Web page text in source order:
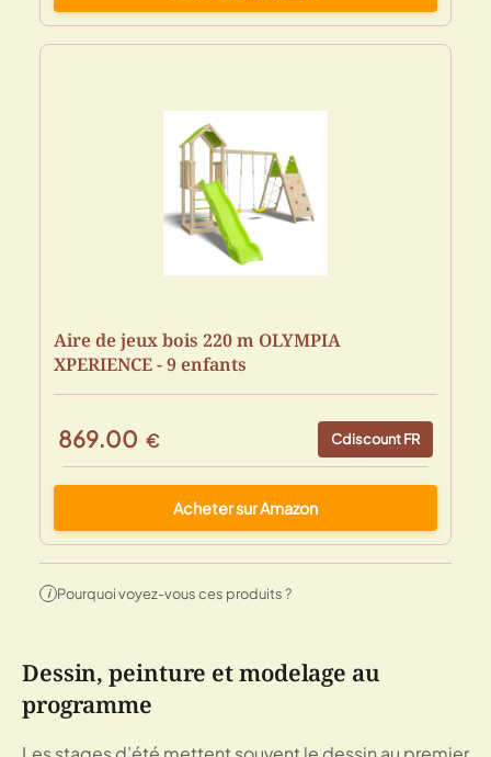
Aire de jeux bois 220 m OLYMPIA
XPERIENCE - 9 enfants
869.00 € Cdiscount FR
Acheter sur Amazon
i Pourquoi voyez-vous ces produits ?
Dessin, peinture et modelage au
programme